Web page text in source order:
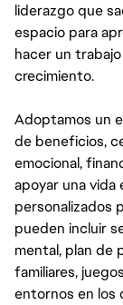
liderazgo que
espacio para
hacer un
crecimiento.
Adoptamos un
de beneficios,
emocional,
apoyar una
personalizados
pueden incluir
mental, plan de
familiares,
entornos en los